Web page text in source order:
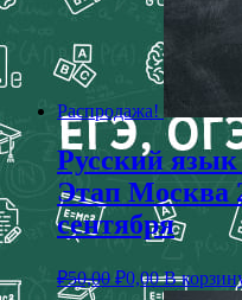
Распродажа!
Русский
Этап Москва
сентября
₽50,00 ₽0,00 В